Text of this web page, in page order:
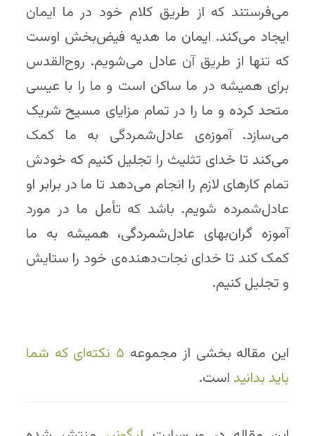
می‌فرستند که از طریق کلام خود در ما ایمان
ایجاد می‌کند. ایمان ما هدیه فیض‌بخش اوست
که تنها از طریق آن عادل می‌شویم. روح‌القدس
برای همیشه در ما ساکن است و ما را با عیسی
متحد کرده و ما را در تمام مزایای مسیح شریک
می‌سازد. آموزه‌ی عادل‌شمردگی به ما کمک
می‌کند تا خدای تثلیث را تجلیل کنیم که خودش
تمام کارهای لازم را انجام می‌دهد تا ما در برابر او
عادل‌شمرده شویم. باشد که تأمل ما در مورد
آموزه گران‌بهای عادل‌شمردگی، همیشه به ما
کمک کند تا خدای نجات‌دهنده‌ی خود را ستایش
و تجلیل کنیم.
این مقاله بخشی از مجموعه
۵ نکته‌ای که شما
باید بدانید است.